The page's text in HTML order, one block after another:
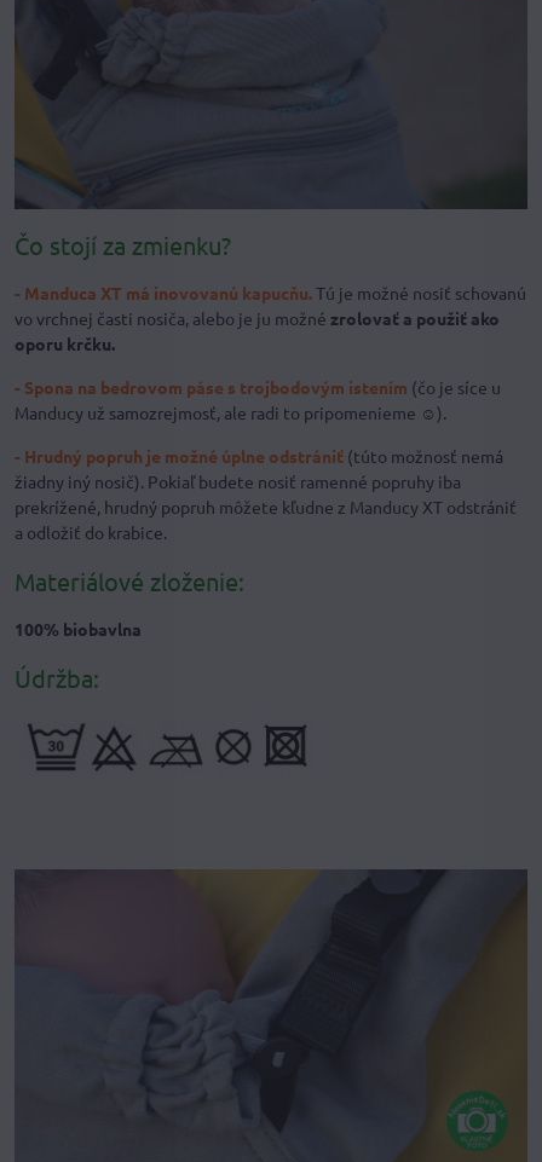
Čo stojí za zmienku?
- Manduca XT má inovovanú kapucňu.Tú je možné nosiť schovanú
vo vrchnej časti nosiča, alebo je ju možné zrolovať a použiť ako
oporu krčku.
- Spona na bedrovom páse s trojbodovým istením (čo je síce u
Manducy už samozrejmosť, ale radi to pripomenieme ☺).
- Hrudný popruh je možné úplne odstrániť (túto možnosť nemá
žiadny iný nosič). Pokiaľ budete nosiť ramenné popruhy iba
prekrížené, hrudný popruh môžete kľudne z Manducy XT odstrániť
a odložiť do krabice.
Materiálové zloženie:
100% biobavlna
Údržba: